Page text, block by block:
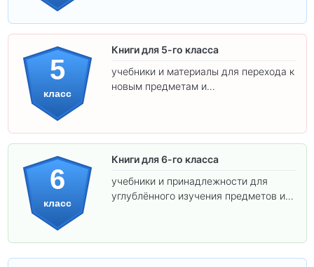
5
класс
Книги для 5-го класса
учебники и материалы для перехода к
новым предметам и
6
класс
Книги для 6-го класса
учебники и принадлежности для
углублённого изучения предметов и